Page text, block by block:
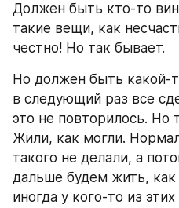
Должен быть кто-то
такие вещи, как
честно! Но так бывает.
Но должен быть
в следующий раз все
это не повторилось. Но
Жили, как могли.
такого не делали, а
дальше будем жить,
иногда у кого-то из